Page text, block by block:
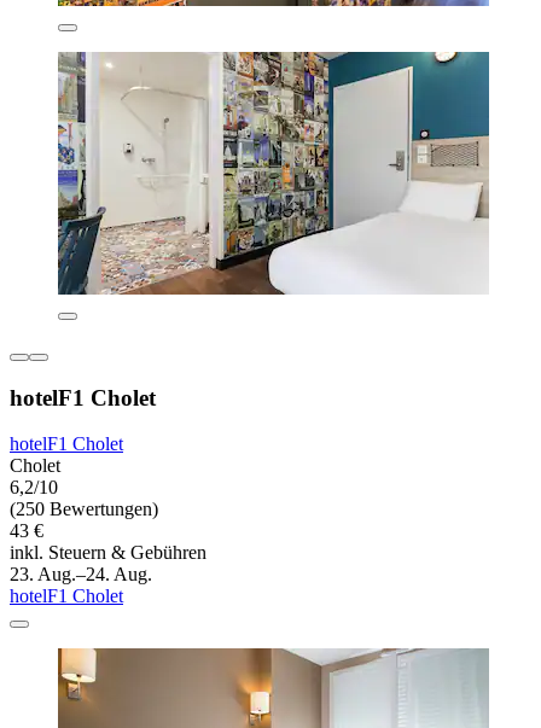
hotelF1 Cholet
hotelF1 Cholet
Cholet
6,2/10
(250 Bewertungen)
43 €
inkl. Steuern & Gebühren
23. Aug.–24. Aug.
hotelF1 Cholet